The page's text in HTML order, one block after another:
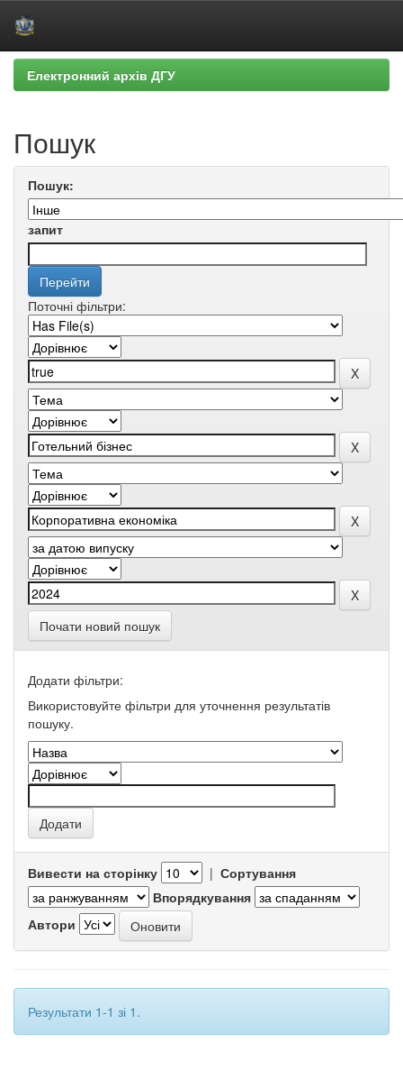
Skip
navigation
Електронний архів ДГУ
Пошук
Пошук:
запит
Поточні фільтри:
Почати новий пошук
Додати фільтри:
Використовуйте фільтри для уточнення результатів
пошуку.
Вивести на сторінку | Сортування
Впорядкування
Автори
Результати 1-1 зі 1.